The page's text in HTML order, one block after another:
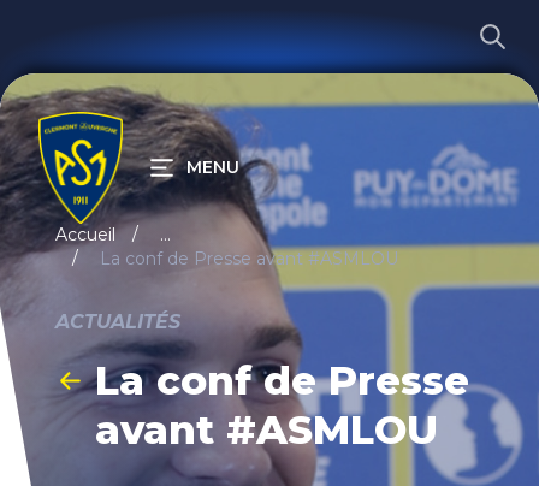
RECHERCHER
MENU
Accueil
...
La conf de Presse avant #ASMLOU
ACTUALITÉS
La conf de Presse
avant #ASMLOU